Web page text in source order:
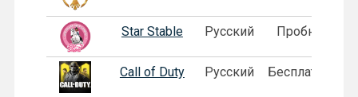
Star Stable Русский Пробная
Call of Duty Русский Бесплатная